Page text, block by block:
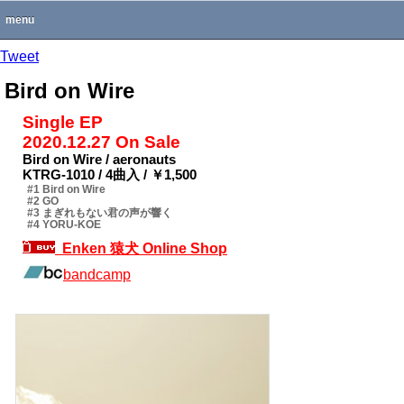
menu
Tweet
Bird on Wire
Single EP
2020.12.27 On Sale
Bird on Wire / aeronauts
KTRG-1010 / 4曲入 / ￥1,500
#1 Bird on Wire
#2 GO
#3 まぎれもない君の声が響く
#4 YORU-KOE
Enken 猿犬 Online Shop
bandcamp